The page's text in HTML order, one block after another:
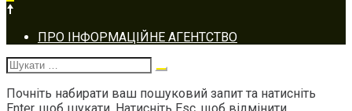
Footer
navigation
ПРО ІНФОРМАЦІЙНЕ АГЕНТСТВО
Шукати:
Почніть набирати ваш пошуковий запит та натисніть